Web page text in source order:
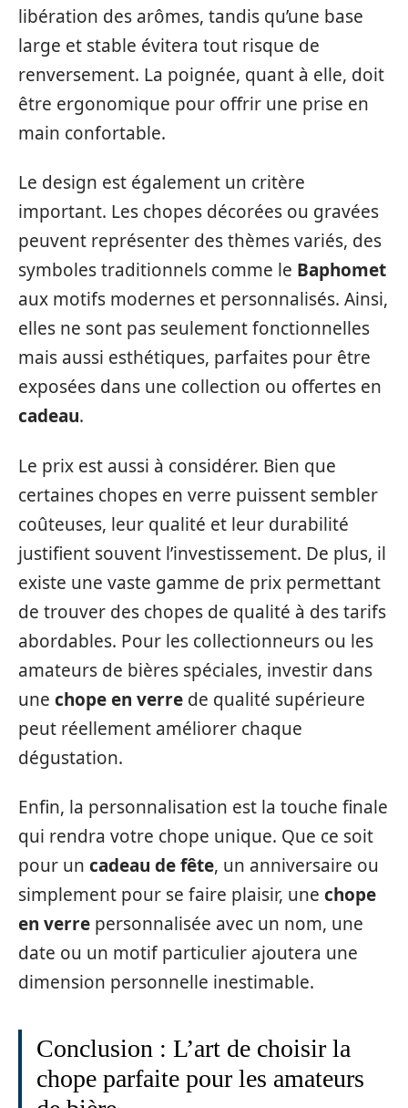
libération des arômes, tandis qu’une base
large et stable évitera tout risque de
renversement. La poignée, quant à elle, doit
être ergonomique pour offrir une prise en
main confortable.
Le design est également un critère
important. Les chopes décorées ou gravées
peuvent représenter des thèmes variés, des
symboles traditionnels comme le Baphomet
aux motifs modernes et personnalisés. Ainsi,
elles ne sont pas seulement fonctionnelles
mais aussi esthétiques, parfaites pour être
exposées dans une collection ou offertes en
cadeau.
Le prix est aussi à considérer. Bien que
certaines chopes en verre puissent sembler
coûteuses, leur qualité et leur durabilité
justifient souvent l’investissement. De plus, il
existe une vaste gamme de prix permettant
de trouver des chopes de qualité à des tarifs
abordables. Pour les collectionneurs ou les
amateurs de bières spéciales, investir dans
une chope en verre de qualité supérieure
peut réellement améliorer chaque
dégustation.
Enfin, la personnalisation est la touche finale
qui rendra votre chope unique. Que ce soit
pour un cadeau de fête, un anniversaire ou
simplement pour se faire plaisir, une chope
en verre personnalisée avec un nom, une
date ou un motif particulier ajoutera une
dimension personnelle inestimable.
Conclusion : L’art de choisir la
chope parfaite pour les amateurs